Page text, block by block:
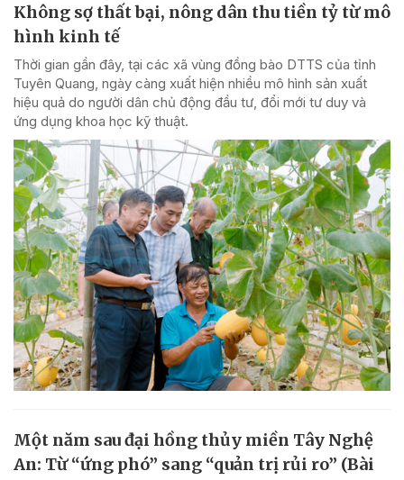
Không sợ thất bại, nông dân thu tiền tỷ từ mô
hình kinh tế
Thời gian gần đây, tại các xã vùng đồng bào DTTS của tỉnh
Tuyên Quang, ngày càng xuất hiện nhiều mô hình sản xuất
hiệu quả do người dân chủ động đầu tư, đổi mới tư duy và
ứng dụng khoa học kỹ thuật.
Một năm sau đại hồng thủy miền Tây Nghệ
An: Từ “ứng phó” sang “quản trị rủi ro” (Bài